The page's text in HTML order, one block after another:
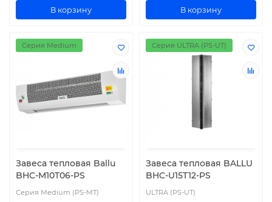
В корзину В корзину
Серия Medium
Завеса тепловая Ballu
BHC-M10T06-PS
Серия Medium (PS-MT)
Серия ULTRA (PS-UT)
Завеса тепловая BALLU
BHC-U15T12-PS
ULTRA (PS-UT)